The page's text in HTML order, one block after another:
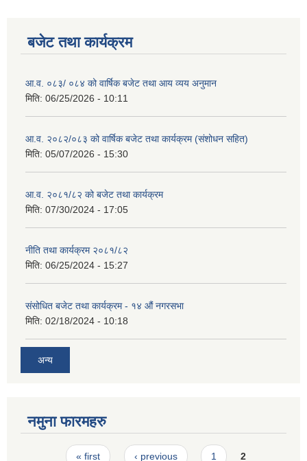
बजेट तथा कार्यक्रम
आ.व. ०८३/ ०८४ को वार्षिक बजेट तथा आय व्यय अनुमान
मिति: 06/25/2026 - 10:11
आ.व. २०८२/०८३ को वार्षिक बजेट तथा कार्यक्रम (संशोधन सहित)
मिति: 05/07/2026 - 15:30
आ.व. २०८१/८२ को बजेट तथा कार्यक्रम
मिति: 07/30/2024 - 17:05
नीति तथा कार्यक्रम २०८१/८२
मिति: 06/25/2024 - 15:27
संसोधित बजेट तथा कार्यक्रम - १४ औं नगरसभा
मिति: 02/18/2024 - 10:18
अन्य
नमुना फारमहरु
Pages« first ‹ previous 1 2